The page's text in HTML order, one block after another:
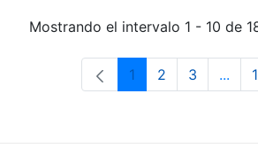
Mostrando el intervalo 1 - 10 de
Página
1 Página
2 Página
3 ...